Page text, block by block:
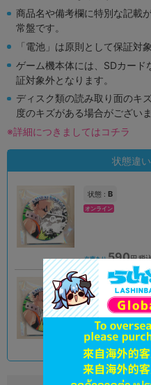
商品名や備考欄に特別な記載
常盤です。
「電池」は原則として保証対
ゲーム機本体には、SDカード
証対象外となります。
ディスク類の読み取り面のキ
度のキズがある場合がございま
※詳細につきましてはコチラ
状態違
状態 : B
オンライン
在庫あり 590円 税
状態 : B
オンライン
在庫あり 590円 税込